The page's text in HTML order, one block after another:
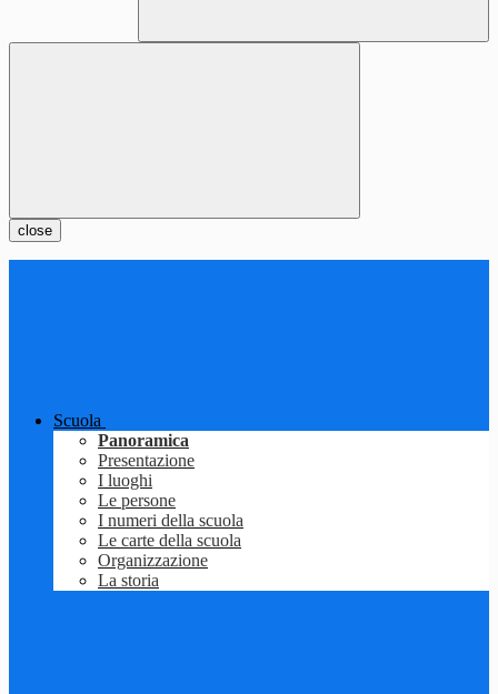
close
Scuola
Panoramica
Presentazione
I luoghi
Le persone
I numeri della scuola
Le carte della scuola
Organizzazione
La storia